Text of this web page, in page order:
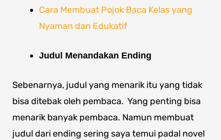
Cara Membuat Pojok Baca Kelas yang
Nyaman dan Edukatif
Judul Menandakan Ending
Sebenarnya, judul yang menarik itu yang tidak
bisa ditebak oleh pembaca. Yang penting bisa
menarik banyak pembaca. Namun membuat
judul dari ending sering saya temui padal novel